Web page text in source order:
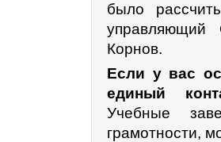
было
Корнов.
Если у вас
единый
Учебные
грамотности,